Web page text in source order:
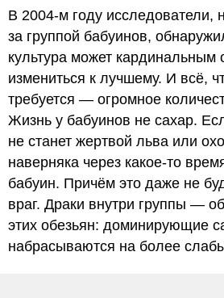
В 2004-м году
за группой бабуинов,
культура может кардинальным
измениться к лучшему. И всё,
требуется — огромное
Жизнь у бабуинов не сахар.
не станет жертвой льва или
наверняка через какое-то
бабуин. Причём это даже не
враг. Драки внутри группы —
этих обезьян: доминирующие
набрасываются на более